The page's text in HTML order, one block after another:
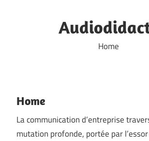
Home
Home
La communication d’entreprise
mutation profonde, portée par